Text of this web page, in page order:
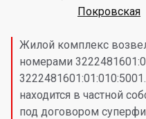
Жилой комплекс
номерами
находится в частной
под договором
Покровская